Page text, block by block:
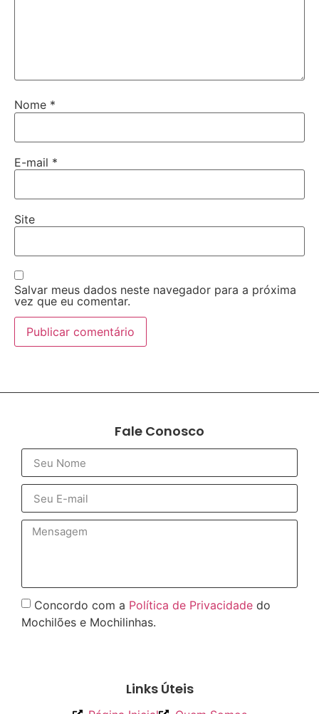
Nome *
E-mail *
Site
Salvar meus dados neste navegador para a próxima
vez que eu comentar.
Fale Conosco
Concordo com a Política de Privacidade do
Mochilões e Mochilinhas.
Links Úteis